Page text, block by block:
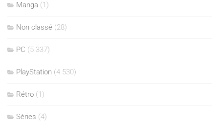
Manga (1)
Non classé (28)
PC (5 337)
PlayStation (4 530)
Rétro (1)
Séries (4)